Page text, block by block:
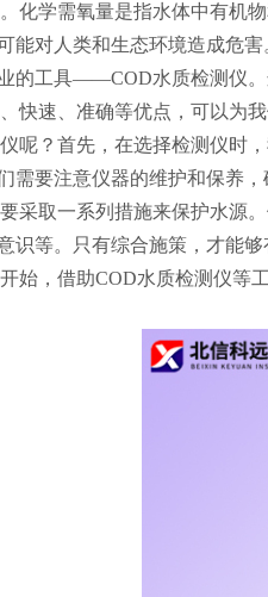
化学需氧量是指水体中有机
能对人类和生态环境造成危
的工具——COD水质检测仪。
快速、准确等优点，可以为
呢？首先，在选择检测仪时
需要注意仪器的维护和保养
采取一系列措施来保护水源
等。只有综合施策，才能够
始，借助COD水质检测仪等